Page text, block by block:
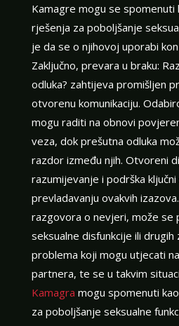
Kamagre mogu se spomenuti
rješenja za poboljšanje
je da se o njihovoj uporabi
Zaključno, prevara u braku:
odluka? zahtijeva promišljen
otvorenu komunikaciju.
mogu raditi na obnovi
veza, dok prešutna odluka
razdor između njih. Otvoreni
razumijevanje i podrška
prevladavanju ovakvih
razgovora o nevjeri, može se
seksualne disfunkcije ili
problema koji mogu utjecati
partnera, te se u takvim
Kamagra mogu spomenuti
za poboljšanje seksualne